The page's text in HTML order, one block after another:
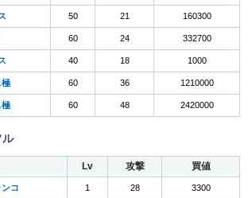
50 21 160300
60 24 332700
40 18 1000
極 60 36 1210000
極 60 48 2420000
ル
Lv 攻撃 買値
コ 1 28 3300